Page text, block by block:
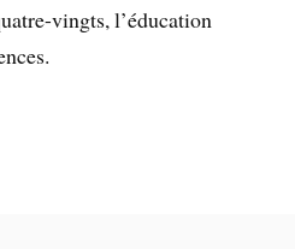
vingts, l’éducation